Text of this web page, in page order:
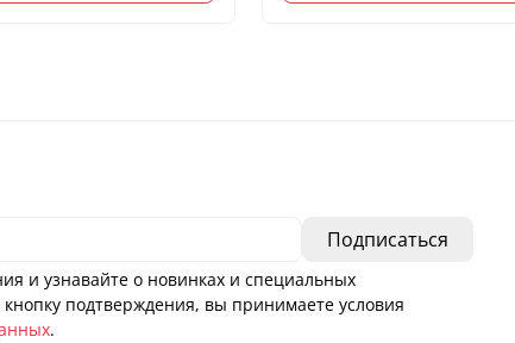
и узнавайте о новинках и специальных
подтверждения, вы принимаете условия
.